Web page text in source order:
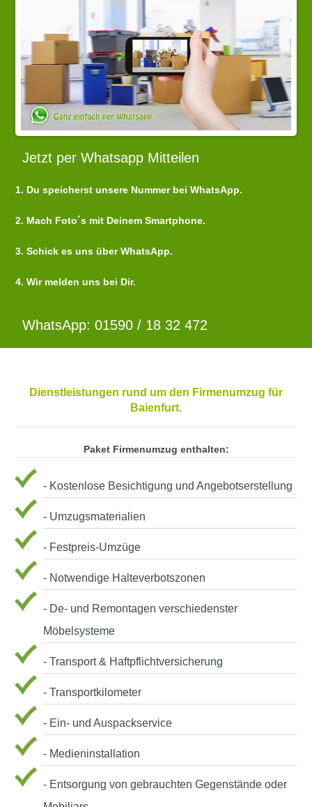
Jetzt per Whatsapp Mitteilen
1. Du speicherst unsere Nummer bei WhatsApp.
2. Mach Foto´s mit Deinem Smartphone.
3. Schick es uns über WhatsApp.
4. Wir melden uns bei Dir.
WhatsApp: 01590 / 18 32 472
Dienstleistungen rund um den Firmenumzug für
Baienfurt.
Paket Firmenumzug enthalten:
- Kostenlose Besichtigung und Angebotserstellung
- Umzugsmaterialien
- Festpreis-Umzüge
- Notwendige Halteverbotszonen
- De- und Remontagen verschiedenster
Möbelsysteme
- Transport & Haftpflichtversicherung
- Transportkilometer
- Ein- und Auspackservice
- Medieninstallation
- Entsorgung von gebrauchten Gegenstände oder